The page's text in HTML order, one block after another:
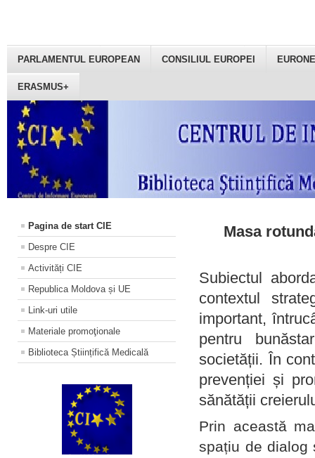
PARLAMENTUL EUROPEAN CONSILIUL EUROPEI
ERASMUS+
Pagina de start CIE
Despre CIE
Activități CIE
Republica Moldova și UE
Link-uri utile
Materiale promoţionale
Biblioteca Științifică Medicală
Masa
Subiectul
contextul
important,
pentru
societății. În
prevenției și
sănătății
Prin această
spațiu de dialog